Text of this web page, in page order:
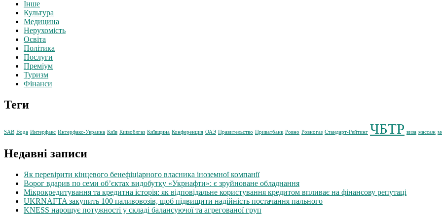
Інше
Культура
Медицина
Нерухомість
Освіта
Політика
Послуги
Преміум
Туризм
Фінанси
Теги
SAB Вода Интерфакс Интерфакс-Украина Київ Київоблгаз Київщина Конференция ОАЭ Правительство Приватбанк Ровно Ровногаз Стандарт-Рейтинг ЧБТР виза массаж
Недавні записи
Як перевірити кінцевого бенефіціарного власника іноземної компанії
Ворог вдарив по семи об’єктах видобутку «Укрнафти»: є зруйноване обладнання
Мікрокредитування та кредитна історія: як відповідальне користування кредитом впливає на фінансову репутаці
UKRNAFTA закупить 100 паливовозів, щоб підвищити надійність постачання пального
KNESS нарощує потужності у складі балансуючої та агрегованої груп